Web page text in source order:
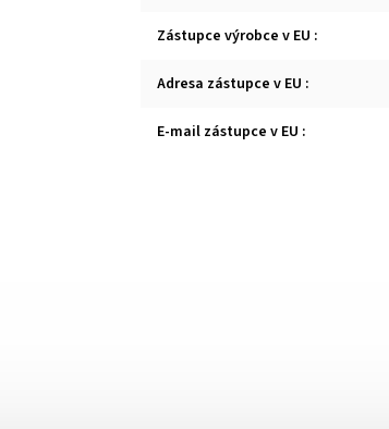
Zástupce výrobce v EU :
Adresa zástupce v EU :
E-mail zástupce v EU :